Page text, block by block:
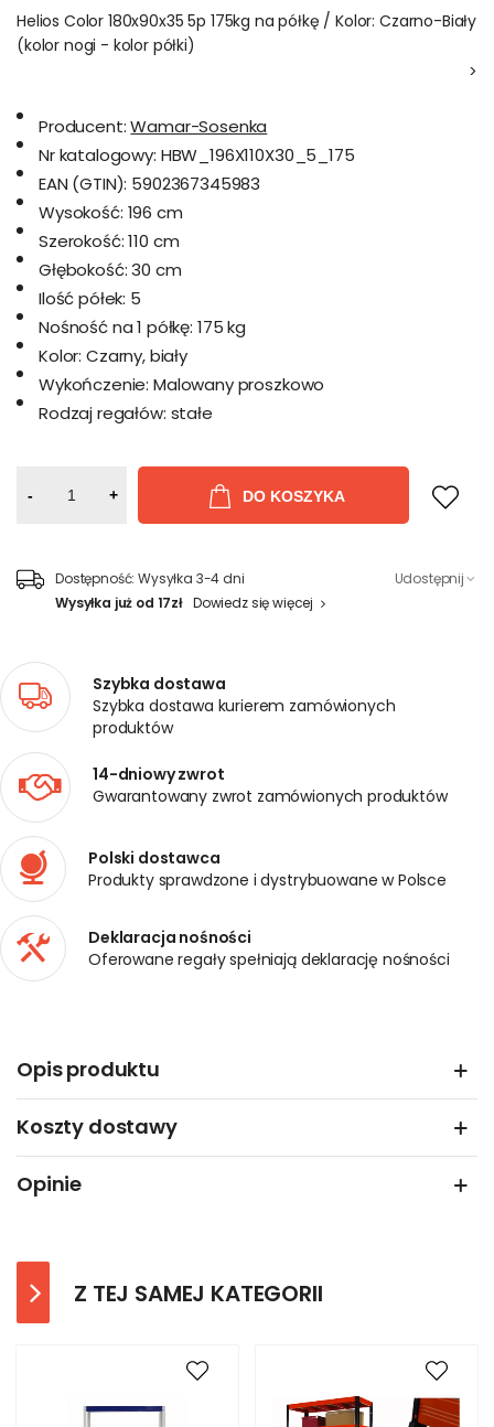
Helios Color 180x90x35 5p 175kg na półkę / Kolor: Czarno-Biały
(kolor nogi - kolor półki)
>
Producent: Wamar-Sosenka
Nr katalogowy: HBW_196X110X30_5_175
EAN (GTIN): 5902367345983
Wysokość: 196 cm
Szerokość: 110 cm
Głębokość: 30 cm
Ilość półek: 5
Nośność na 1 półkę: 175 kg
Kolor: Czarny, biały
Wykończenie: Malowany proszkowo
Rodzaj regałów: stałe
- + DO KOSZYKA
Dostępność: Wysyłka 3-4 dni
Wysyłka już od 17zł Dowiedz się więcej
Udostępnij
Szybka dostawa
Szybka dostawa kurierem zamówionych
produktów
14-dniowy zwrot
Gwarantowany zwrot zamówionych produktów
Polski dostawca
Produkty sprawdzone i dystrybuowane w Polsce
Deklaracja nośności
Oferowane regały spełniają deklarację nośności
Opis produktu
Koszty dostawy
Opinie
Z TEJ SAMEJ KATEGORII